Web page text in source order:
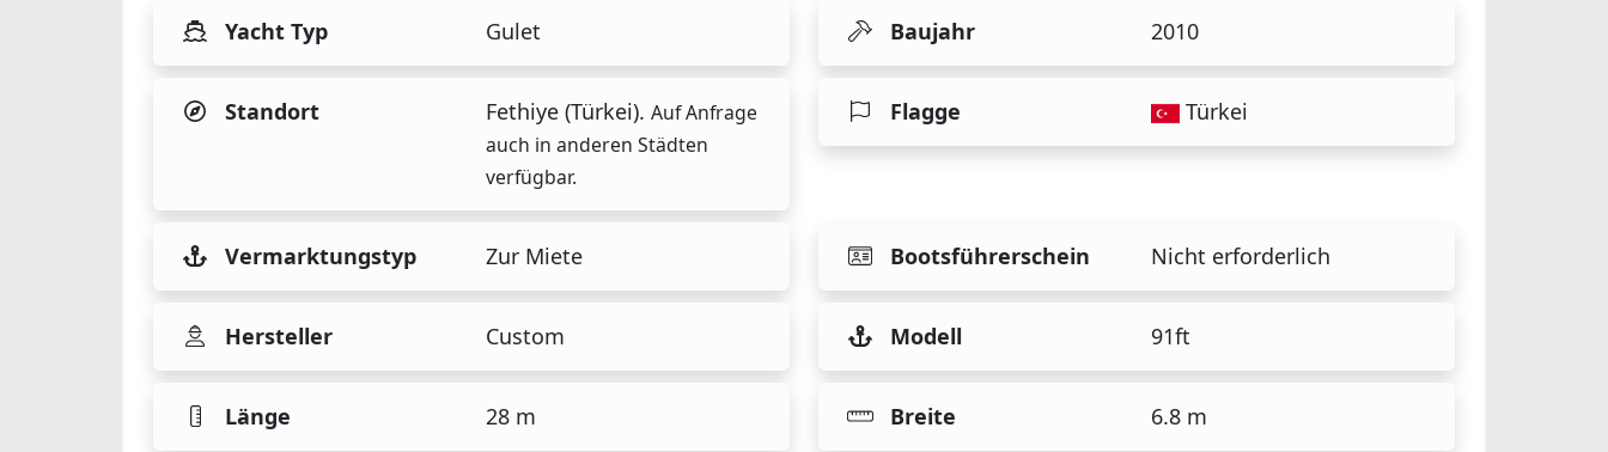
Yacht Typ Gulet Baujahr 2010
Standort Fethiye (Türkei). Auf Anfrage
auch in anderen Städten
verfügbar.
Flagge Türkei
Vermarktungstyp Zur Miete Bootsführerschein Nicht erforderlich
Hersteller Custom Modell 91ft
Länge 28 m Breite 6.8 m